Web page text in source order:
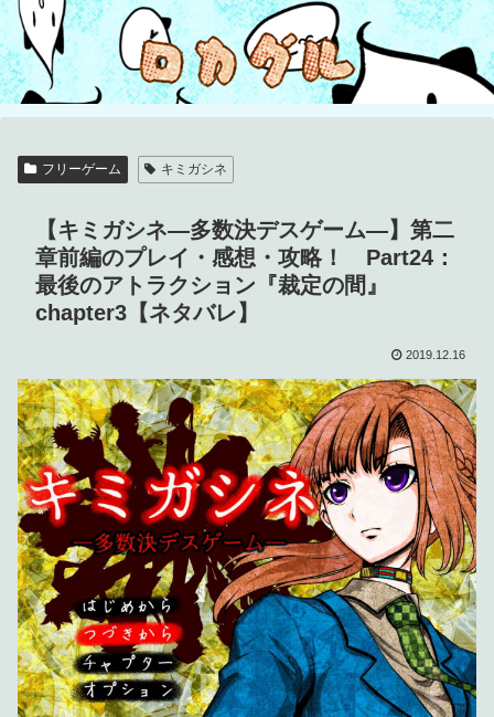
フリーゲーム キミガシネ
【キミガシネ―多数決デスゲーム―】第二
章前編のプレイ・感想・攻略！ Part24：
最後のアトラクション『裁定の間』
chapter3【ネタバレ】
2019.12.16